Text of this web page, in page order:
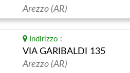
Arezzo (AR)
Indirizzo :
VIA GARIBALDI 135
Arezzo (AR)